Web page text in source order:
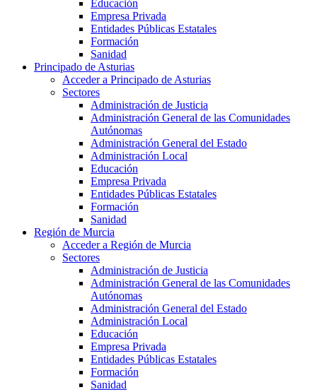
Educación
Empresa Privada
Entidades Públicas Estatales
Formación
Sanidad
Principado de Asturias
Acceder a Principado de Asturias
Sectores
Administración de Justicia
Administración General de las Comunidades
Autónomas
Administración General del Estado
Administración Local
Educación
Empresa Privada
Entidades Públicas Estatales
Formación
Sanidad
Región de Murcia
Acceder a Región de Murcia
Sectores
Administración de Justicia
Administración General de las Comunidades
Autónomas
Administración General del Estado
Administración Local
Educación
Empresa Privada
Entidades Públicas Estatales
Formación
Sanidad